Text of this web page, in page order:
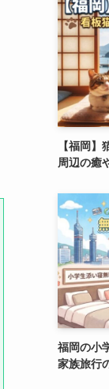
【福岡
周辺の癒
福岡の小
家族旅行